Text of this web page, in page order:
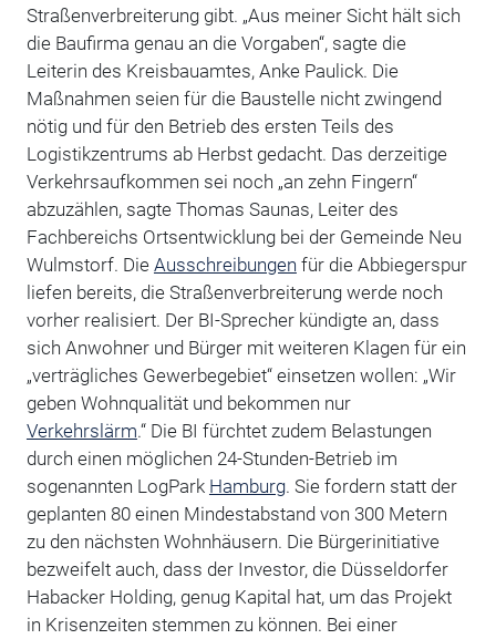
Straßenverbreiterung gibt. „Aus meiner Sicht hält sich
die Baufirma genau an die Vorgaben“, sagte die
Leiterin des Kreisbauamtes, Anke Paulick. Die
Maßnahmen seien für die Baustelle nicht zwingend
nötig und für den Betrieb des ersten Teils des
Logistikzentrums ab Herbst gedacht. Das derzeitige
Verkehrsaufkommen sei noch „an zehn Fingern“
abzuzählen, sagte Thomas Saunas, Leiter des
Fachbereichs Ortsentwicklung bei der Gemeinde Neu
Wulmstorf. Die Ausschreibungen für die Abbiegerspur
liefen bereits, die Straßenverbreiterung werde noch
vorher realisiert. Der BI-Sprecher kündigte an, dass
sich Anwohner und Bürger mit weiteren Klagen für ein
„verträgliches Gewerbegebiet“ einsetzen wollen: „Wir
geben Wohnqualität und bekommen nur
Verkehrslärm.“ Die BI fürchtet zudem Belastungen
durch einen möglichen 24-Stunden-Betrieb im
sogenannten LogPark Hamburg. Sie fordern statt der
geplanten 80 einen Mindestabstand von 300 Metern
zu den nächsten Wohnhäusern. Die Bürgerinitiative
bezweifelt auch, dass der Investor, die Düsseldorfer
Habacker Holding, genug Kapital hat, um das Projekt
in Krisenzeiten stemmen zu können. Bei einer